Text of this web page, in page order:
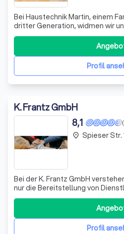
Bei Haustechnik Martin, einem
dritter Generation, widmen wir
Planung und Realisierung Ihrer
zukunftsweisende,
Bereichen Heizung, Sanitär und
engagierten Team von über 25
Profil
K. Frantz GmbH
8,1
Bei der K. Frantz GmbH
nur die Bereitstellung von
eine fortwährende
Unser umfangreiches Lager an
und Sanitär garantiert, dass wir
Komponenten vorrätig hab
Profil
place Spieser Str.